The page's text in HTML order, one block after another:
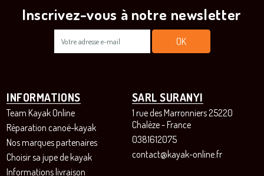
Inscrivez-vous à notre newsletter
INFORMATIONS
Team Kayak Online
Réparation canoë-kayak
Nos marques partenaires
Choisir sa jupe de kayak
Informations livraison
SARL SURANYI
1 rue des Marronniers 25220
Chalèze - France
0381612075
contact@kayak-online.fr